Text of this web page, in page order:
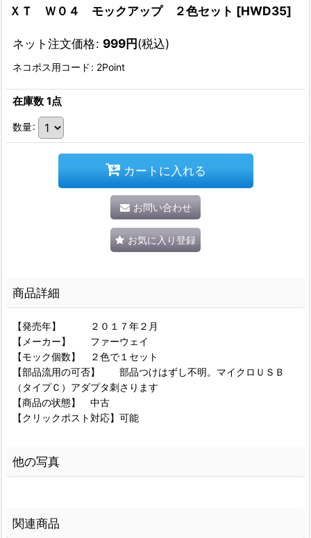
ＸＴ Ｗ０４ モックアップ ２色セット [HWD35]
ネット注文価格: 999円(税込)
ネコポス用コード : 2Point
在庫数 1点
数量:
カートに入れる
お問い合わせ
お気に入り登録
商品詳細
【発売年】 ２０１７年２月
【メーカー】 ファーウェイ
【モック個数】 ２色で１セット
【部品流用の可否】 部品つけはずし不明。マイクロＵＳＢ
（タイプＣ）アダプタ刺さります
【商品の状態】 中古
【クリックポスト対応】可能
他の写真
関連商品